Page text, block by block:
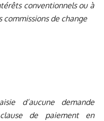
conventionnels ou à
commissions de change
d’aucune demande
de paiement en